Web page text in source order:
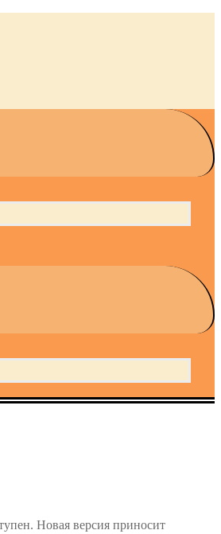
Новая версия приносит